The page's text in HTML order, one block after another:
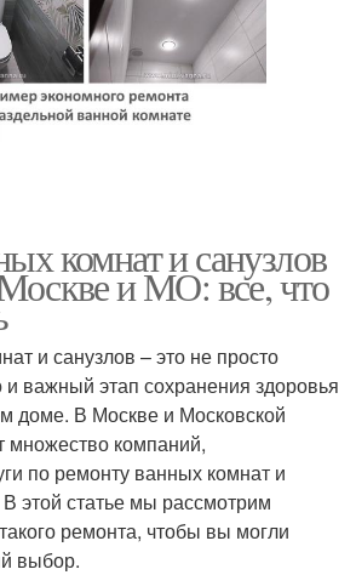
комнат и санузлов
и МО: все, что
и санузлов – это не просто
и важный этап сохранения здоровья
доме. В Москве и Московской
множество компаний,
по ремонту ванных комнат и
этой статье мы рассмотрим
ремонта, чтобы вы могли
выбор.